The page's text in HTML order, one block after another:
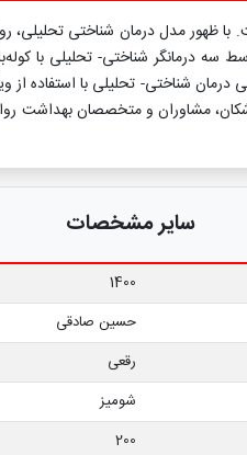
ظهور مدل درمان شناختی تحلیلی،
درمانگر شناختی- تحلیلی با
در انسان به طور گروهی و در زمان محدود در قالبی کوتاه و قابل فهم ارائه شده است. 15 ویژگی
مشاوران و متخصصان بهداشت
سایر مشخصات
1400
حسین صادقی
رقعی
شومیز
200